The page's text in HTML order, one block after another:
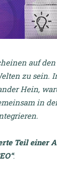
auf
zu sein.
Hein,
in
Teil einer
: